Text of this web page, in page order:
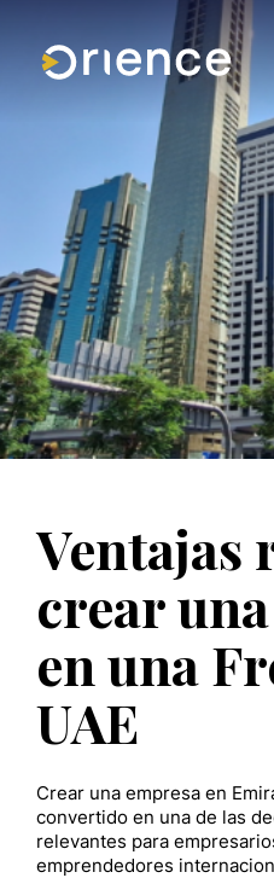
Ventajas
crear
en una
UAE
Crear una empresa en
convertido en una de las
relevantes para
emprendedores